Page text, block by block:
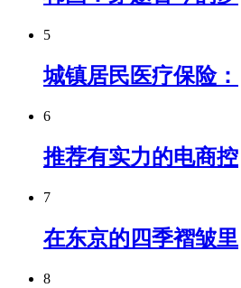
5
城镇居民医疗保险：
6
推荐有实力的电商控
7
在东京的四季褶皱里
8